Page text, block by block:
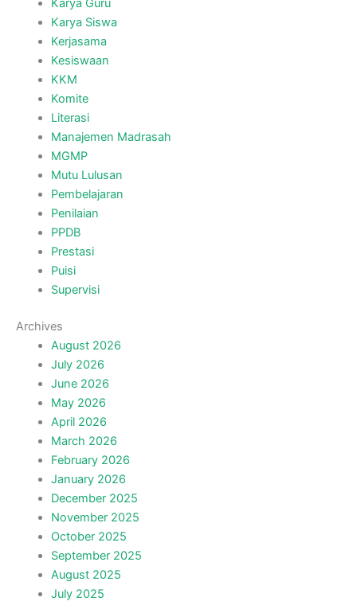
Karya Guru
Karya Siswa
Kerjasama
Kesiswaan
KKM
Komite
Literasi
Manajemen Madrasah
MGMP
Mutu Lulusan
Pembelajaran
Penilaian
PPDB
Prestasi
Puisi
Supervisi
Archives
August 2026
July 2026
June 2026
May 2026
April 2026
March 2026
February 2026
January 2026
December 2025
November 2025
October 2025
September 2025
August 2025
July 2025